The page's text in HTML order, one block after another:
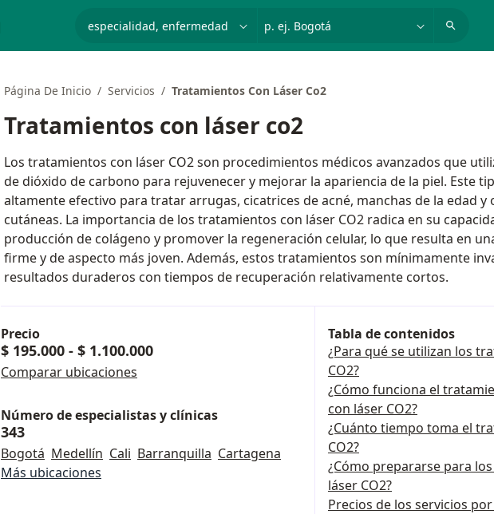
p. ej. Bogotá
Página De Inicio Servicios Tratamientos Con Láser Co2
Tratamientos con láser co2
Los tratamientos con láser CO2 son procedimientos médicos avanzados que
de dióxido de carbono para rejuvenecer y mejorar la apariencia de la piel. Este
altamente efectivo para tratar arrugas, cicatrices de acné, manchas de la edad
cutáneas. La importancia de los tratamientos con láser CO2 radica en su
producción de colágeno y promover la regeneración celular, lo que resulta en
firme y de aspecto más joven. Además, estos tratamientos son mínimamente
resultados duraderos con tiempos de recuperación relativamente cortos.
Precio
$ 195.000 - $ 1.100.000
Comparar ubicaciones
Número de especialistas y clínicas
343
Bogotá Medellín Cali Barranquilla Cartagena
Más ubicaciones
Tabla de contenidos
¿Para qué se utilizan los
CO2?
¿Cómo funciona el
con láser CO2?
¿Cuánto tiempo toma el
CO2?
¿Cómo prepararse para
láser CO2?
Precios de los servicios